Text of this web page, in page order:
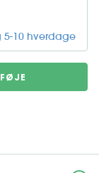
5-10 hverdage